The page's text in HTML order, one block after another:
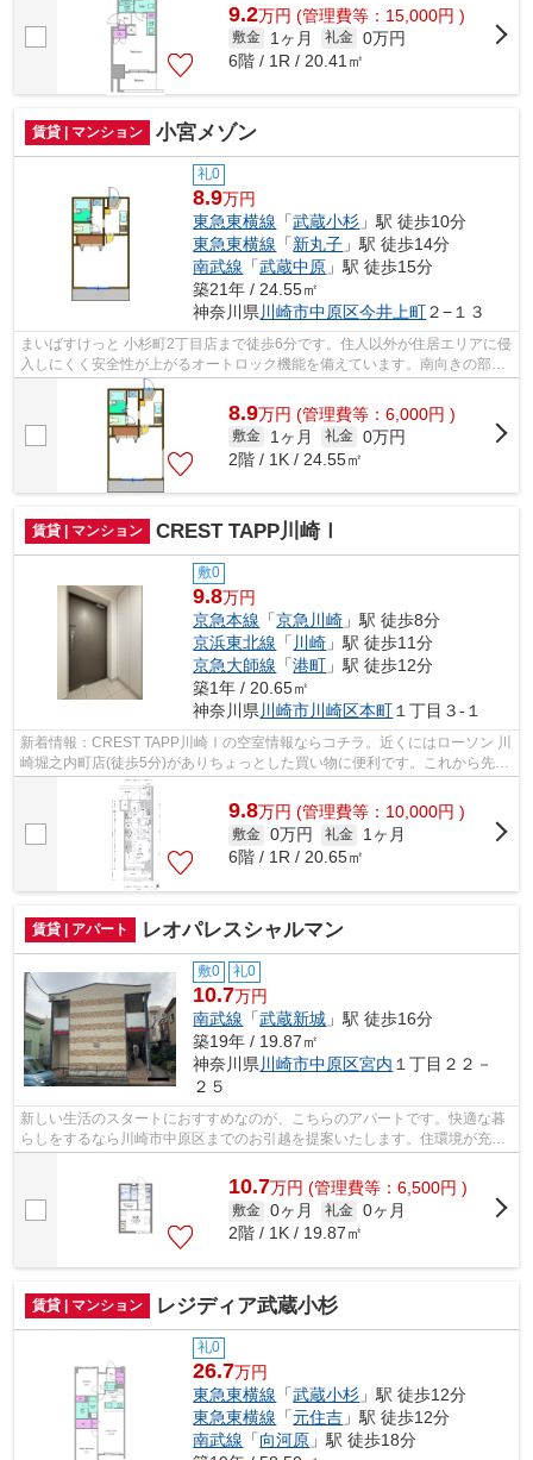
9.2万円 (管理費等：15,000円 )
敷金 1ヶ月 礼金 0万円
6階 / 1R / 20.41㎡
賃貸 | マンション 小宮メゾン
礼0
8.9万円
東急東横線 「武蔵小杉 」駅 徒歩10分
東急東横線 「新丸子 」駅 徒歩14分
南武線 「武蔵中原 」駅 徒歩15分
築21年 / 24.55㎡
神奈川県 川崎市中原区今井上町２−１３
まいばすけっと 小杉町2丁目店まで徒歩6分です。住人以外が住居エリアに侵
入しにくく安全性が上がるオートロック機能を備えています。南向きの部屋
は明るい光を取り込みやすいです。川...
8.9万円 (管理費等：6,000円 )
敷金 1ヶ月 礼金 0万円
2階 / 1K / 24.55㎡
賃貸 | マンション CREST TAPP川崎Ⅰ
敷0
9.8万円
京急本線 「京急川崎 」駅 徒歩8分
京浜東北線 「 川崎 」駅 徒歩11分
京急大師線 「港町 」駅 徒歩12分
築1年 / 20.65㎡
神奈川県 川崎市川崎区本町 １丁目３-１
新着情報：CREST TAPP川崎Ⅰの空室情報ならコチラ。近くにはローソン 川
崎堀之内町店(徒歩5分)がありちょっとした買い物に便利です。これから先、
どんな暮らしを実現していきたいですか...
9.8万円 (管理費等：10,000円 )
敷金 0万円 礼金
1ヶ月
6階 / 1R / 20.65㎡
賃貸 | アパート レオパレスシャルマン
敷0 礼0
10.7万円
南武線 「武蔵新城 」駅 徒歩16分
築19年 / 19.87㎡
神奈川県 川崎市中原区宮内 １丁目２２－
２５
新しい生活のスタートにおすすめなのが、こちらのアパートです。快適な暮
らしをするなら川崎市中原区までのお引越を提案いたします。住環境が充実
しているため、利便性の高い暮らしが...
10.7万円 (管理費等：6,500円 )
敷金 0ヶ月 礼金 0ヶ月
2階 / 1K / 19.87㎡
賃貸 | マンション レジディア武蔵小杉
礼0
26.7万円
東急東横線 「武蔵小杉 」駅 徒歩12分
東急東横線 「元住吉 」駅 徒歩12分
南武線 「向河原 」駅 徒歩18分